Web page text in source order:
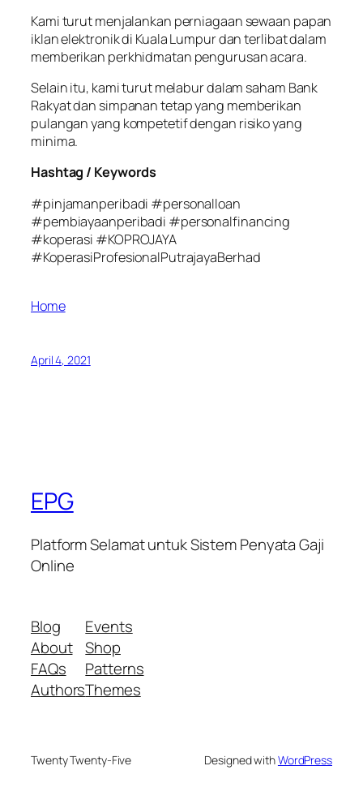
Kami turut menjalankan perniagaan sewaan papan
iklan elektronik di Kuala Lumpur dan terlibat dalam
memberikan perkhidmatan pengurusan acara.
Selain itu, kami turut melabur dalam saham Bank
Rakyat dan simpanan tetap yang memberikan
pulangan yang kompetetif dengan risiko yang
minima.
Hashtag / Keywords
#pinjamanperibadi #personalloan
#pembiayaanperibadi #personalfinancing
#koperasi #KOPROJAYA
#KoperasiProfesionalPutrajayaBerhad
Home
April 4, 2021
EPG
Platform Selamat untuk Sistem Penyata Gaji
Online
Blog
About
FAQs
Authors
Events
Shop
Patterns
Themes
Twenty Twenty-Five Designed withWordPress